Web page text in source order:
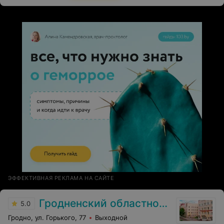
ЭФФЕКТИВНАЯ РЕКЛАМА НА САЙТЕ
5.0 Гродненский областной клинический перинатальный центр
Гродно, ул. Горького, 77 Выходной